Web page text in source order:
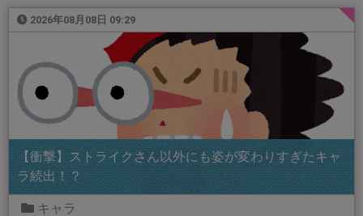
2026年08月08日 09:29
【衝撃】ストライクさん以外にも姿が変わりすぎたキャ
ラ続出！？
キャラ